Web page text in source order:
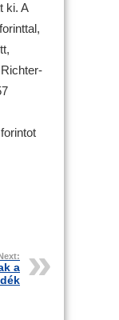
ki. A
a